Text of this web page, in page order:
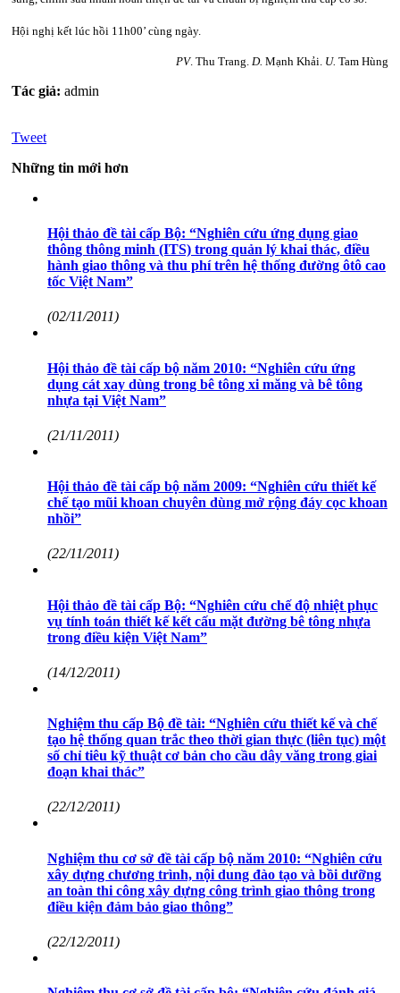
Hội nghị kết lúc hồi 11h00’ cùng ngày.
PV. Thu Trang. D. Mạnh Khải. U. Tam Hùng
Tác giả: admin
Tweet
Những tin mới hơn
Hội thảo đề tài cấp Bộ: “Nghiên cứu ứng dụng giao
thông thông minh (ITS) trong quản lý khai thác, điều
hành giao thông và thu phí trên hệ thống đường ôtô cao
tốc Việt Nam”
(02/11/2011)
Hội thảo đề tài cấp bộ năm 2010: “Nghiên cứu ứng
dụng cát xay dùng trong bê tông xi măng và bê tông
nhựa tại Việt Nam”
(21/11/2011)
Hội thảo đề tài cấp bộ năm 2009: “Nghiên cứu thiết kế
chế tạo mũi khoan chuyên dùng mở rộng đáy cọc khoan
nhồi”
(22/11/2011)
Hội thảo đề tài cấp Bộ: “Nghiên cứu chế độ nhiệt phục
vụ tính toán thiết kế kết cấu mặt đường bê tông nhựa
trong điều kiện Việt Nam”
(14/12/2011)
Nghiệm thu cấp Bộ đề tài: “Nghiên cứu thiết kế và chế
tạo hệ thống quan trắc theo thời gian thực (liên tục) một
số chỉ tiêu kỹ thuật cơ bản cho cầu dây văng trong giai
đoạn khai thác”
(22/12/2011)
Nghiệm thu cơ sở đề tài cấp bộ năm 2010: “Nghiên cứu
xây dựng chương trình, nội dung đào tạo và bồi dưỡng
an toàn thi công xây dựng công trình giao thông trong
điều kiện đảm bảo giao thông”
(22/12/2011)